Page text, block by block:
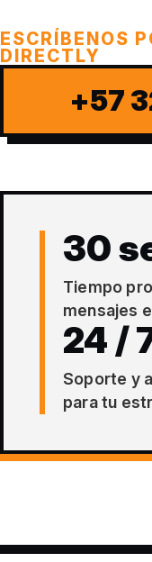
ESCRÍBENOS
DIRECTLY
+57
30
Tiempo
mensajes
24 /
Soporte y
para tu